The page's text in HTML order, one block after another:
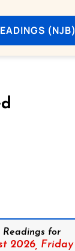
(NJB)
Readings for
2026, Friday